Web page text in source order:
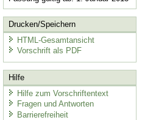
Drucken/Speichern
HTML-Gesamtansicht
Vorschrift als PDF
Hilfe
Hilfe zum Vorschriftentext
Fragen und Antworten
Barrierefreiheit